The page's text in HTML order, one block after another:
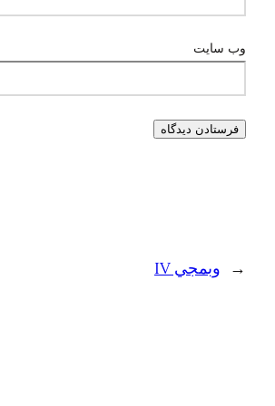
وب‌ سایت
← وبمجي IV